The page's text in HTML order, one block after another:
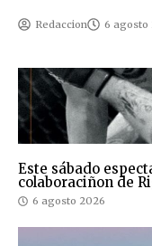
Redaccion 6 agosto
Este sábado
colaboraciñon de
6 agosto 2026